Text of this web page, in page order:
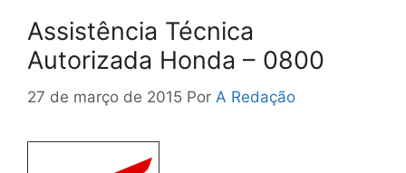
Assistência Técnica
Autorizada Honda – 0800
27 de março de 2015 Por A Redação